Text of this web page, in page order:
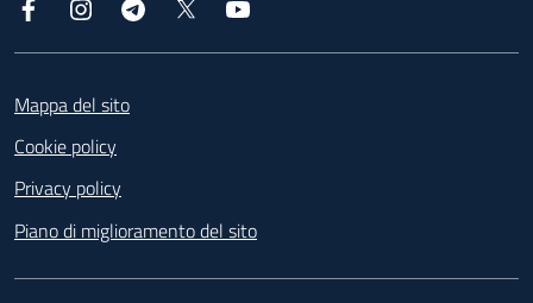
Facebook InstagramTelegram
Mappa del sito
Cookie policy
Privacy policy
Piano di miglioramento del sito